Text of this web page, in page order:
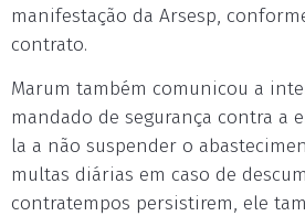
manifestação da Arsesp,
contrato.
Marum também comunicou a
mandado de segurança contra a
la a não suspender o
multas diárias em caso de
contratempos persistirem, ele